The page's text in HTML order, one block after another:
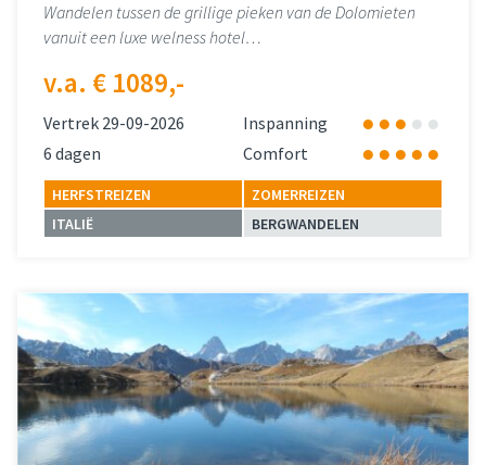
Wandelen tussen de grillige pieken van de Dolomieten
vanuit een luxe welness hotel…
v.a. € 1089,-
Vertrek 29-09-2026
Inspanning
6 dagen
Comfort
HERFSTREIZEN
ZOMERREIZEN
ITALIË
BERGWANDELEN